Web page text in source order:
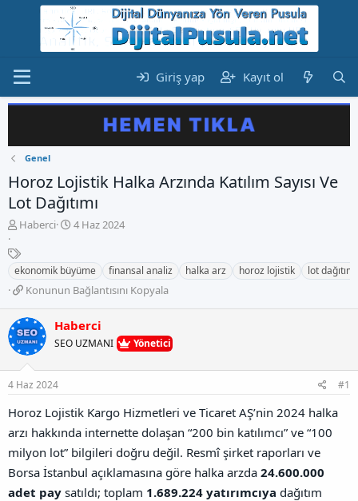
Giriş yap Kayıt ol
Genel
Horoz Lojistik Halka Arzında Katılım Sayısı Ve
Lot Dağıtımı
K
n
b
u
y
u
b
a
ş
l
a
a
Haberci
B
l
a
n
g
ı
ç
a
h
i
4 Haz 2024
E
t
i
e
t
l
e
ekonomik büyüme finansal analiz halka arz horoz lojistik lot dağıtımı
K
n
u
n
u
B
ğ
l
a
n
t
ı
Konunun Bağlantısını Kopyala
Haberci
SEO UZMANI Yönetici
4 Haz 2024 #1
Horoz Lojistik Kargo Hizmetleri ve Ticaret AŞ’nin 2024 halka
arzı hakkında internette dolaşan “200 bin katılımcı” ve “100
milyon lot” bilgileri doğru değil. Resmî şirket raporları ve
Borsa İstanbul açıklamasına göre halka arzda 24.600.000
adet pay satıldı; toplam 1.689.224 yatırımcıya dağıtım